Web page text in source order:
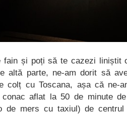
fain și poți să te cazezi liniștit
altă parte, ne-am dorit să
colț cu Toscana, așa că ne-
aflat la 50 de minute
de mers cu taxiul) de